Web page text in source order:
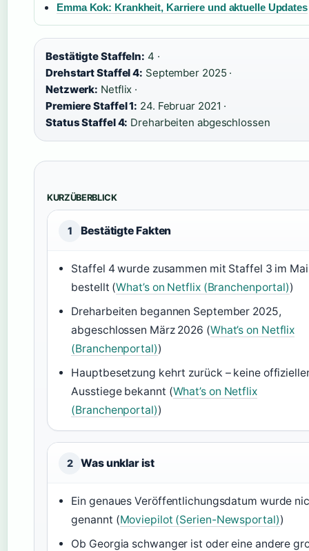
Emma Kok: Krankheit, Karriere und aktuelle Updates
Bestätigte Staffeln: 4 ·
Drehstart Staffel 4: September 2025 ·
Netzwerk: Netflix ·
Premiere Staffel 1: 24. Februar 2021 ·
Status Staffel 4: Dreharbeiten abgeschlossen
KURZÜBERBLICK
1 Bestätigte Fakten
Staffel 4 wurde zusammen mit Staffel 3 im
bestellt (What’s on Netflix (Branchenportal))
Dreharbeiten begannen September 2025,
abgeschlossen März 2026 (What’s on Netflix
(Branchenportal))
Hauptbesetzung kehrt zurück – keine
Ausstiege bekannt (What’s on Netflix
(Branchenportal))
2 Was unklar ist
Ein genaues Veröffentlichungsdatum wurde
genannt (Moviepilot (Serien-Newsportal))
Ob Georgia schwanger ist oder eine andere